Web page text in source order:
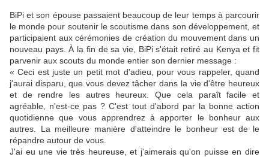
BiPi et son épouse passaient beaucoup de leur temps à parcourir
le monde pour soutenir le scoutisme dans son développement, et
participaient aux cérémonies de création du mouvement dans un
nouveau pays. À la fin de sa vie, BiPi s'était retiré au Kenya et fit
parvenir aux scouts du monde entier son dernier message :
« Ceci est juste un petit mot d'adieu, pour vous rappeler, quand
j'aurai disparu, que vous devez tâcher dans la vie d'être heureux
et de rendre les autres heureux. Que cela paraît facile et
agréable, n'est-ce pas ? C'est tout d'abord par la bonne action
quotidienne que vous apprendrez à apporter le bonheur aux
autres. La meilleure manière d'atteindre le bonheur est de le
répandre autour de vous.
J'ai eu une vie très heureuse, et j'aimerais qu'on puisse en dire